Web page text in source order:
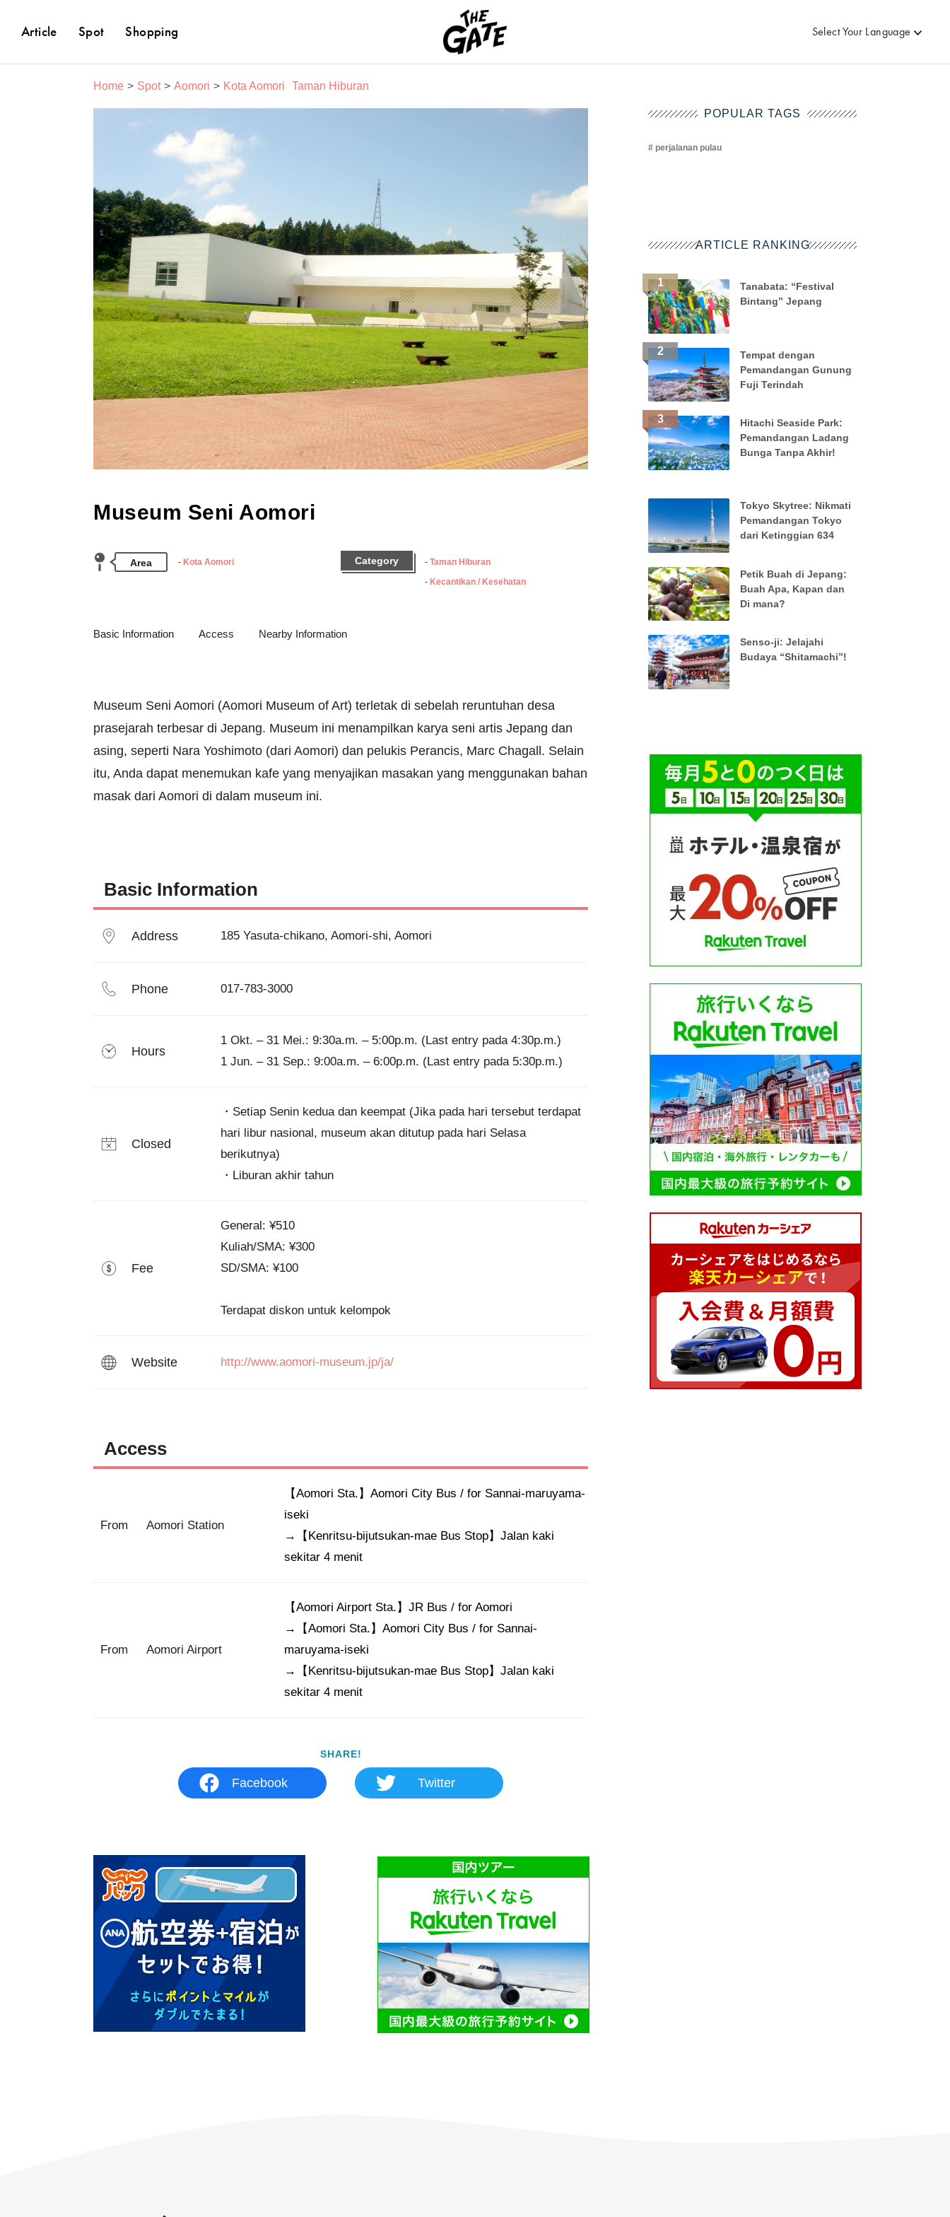
Article Spot Shopping Select Your Language
Home Spot Aomori Kota Aomori Taman Hiburan
Museum Seni Aomori
Area Kota Aomori Category
Taman Hiburan
Kecantikan / Kesehatan
Basic Information Access Nearby Information
Museum Seni Aomori (Aomori Museum of Art) terletak di sebelah reruntuhan desa
prasejarah terbesar di Jepang. Museum ini menampilkan karya seni artis Jepang dan
asing, seperti Nara Yoshimoto (dari Aomori) dan pelukis Perancis, Marc Chagall. Selain
itu, Anda dapat menemukan kafe yang menyajikan masakan yang menggunakan bahan
masak dari Aomori di dalam museum ini.
Basic Information
Address 185 Yasuta-chikano, Aomori-shi, Aomori
Phone 017-783-3000
Hours
1 Okt. – 31 Mei.: 9:30a.m. – 5:00p.m. (Last entry pada 4:30p.m.)
1 Jun. – 31 Sep.: 9:00a.m. – 6:00p.m. (Last entry pada 5:30p.m.)
Closed
・Setiap Senin kedua dan keempat (Jika pada hari tersebut terdapat
hari libur nasional, museum akan ditutup pada hari Selasa
berikutnya)
Fee
General: ¥510
Kuliah/SMA: ¥300
SD/SMA: ¥100
Website http://www.aomori-museum.jp/ja/
Access
From Aomori Station
【Aomori Sta.】Aomori City Bus / for Sannai-maruyama-
iseki
→【Kenritsu-bijutsukan-mae Bus Stop】Jalan kaki
sekitar 4 menit
From Aomori Airport
【Aomori Airport Sta.】JR Bus / for Aomori
→【Aomori Sta.】Aomori City Bus / for Sannai-
maruyama-iseki
→【Kenritsu-bijutsukan-mae Bus Stop】Jalan kaki
sekitar 4 menit
SHARE!
Facebook Twitter
POPULAR TAGS
perjalanan pulau
ARTICLE RANKING
Tanabata: “Festival
Bintang” Jepang
Tempat dengan
Pemandangan Gunung
Fuji Terindah
Hitachi Seaside Park:
Pemandangan Ladang
Bunga Tanpa Akhir!
Tokyo Skytree: Nikmati
Pemandangan Tokyo
dari Ketinggian 634
Petik Buah di Jepang:
Buah Apa, Kapan dan
Di mana?
Senso-ji: Jelajahi
Budaya “Shitamachi”!